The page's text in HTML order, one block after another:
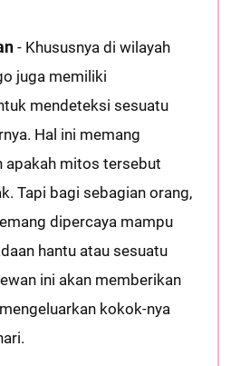
- Khususnya di wilayah
juga memiliki
mendeteksi sesuatu
Hal ini memang
apakah mitos tersebut
Tapi bagi sebagian orang,
dipercaya mampu
hantu atau sesuatu
ini akan memberikan
kokok-nya